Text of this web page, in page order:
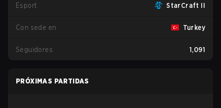
Esport StarCraft II
Con sede en Turkey
Seguidores 1,091
PRÓXIMAS PARTIDAS